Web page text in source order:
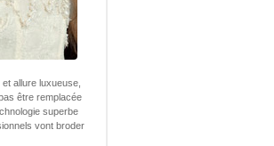
allure luxueuse,
être remplacée
superbe
vont broder